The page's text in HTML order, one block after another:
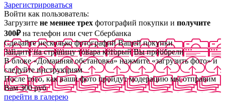
Зарегистрироваться
Войти как пользователь:
Загрузите не меннее трех фотографий покупки и получите
300₽на телефон или счет Сбербанка
Сделайте несколько фотографий Вашей покупки
Зайдите на страницу товара который Вы приобрели
В блоке «Домашняя обстановка» нажмите «загрузить фото» и
следуйте инструкциям
После того, как ваши фото пройдут модерацию мы отправим
Вам 300 руб
перейти в галерею